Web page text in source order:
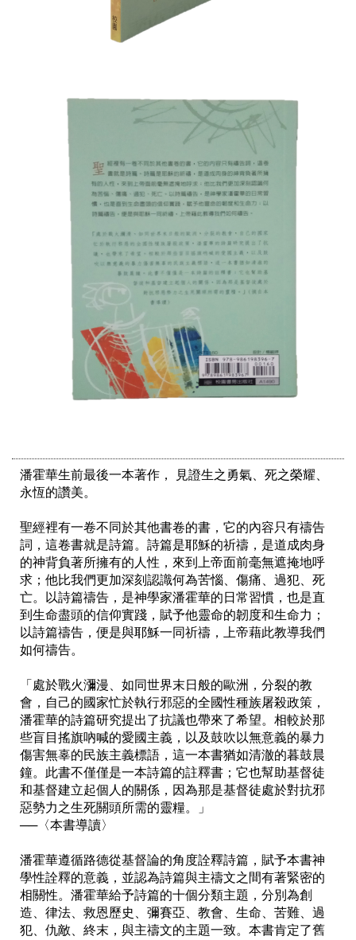
潘霍華生前最後一本著作， 見證生之勇氣、死之榮耀、
永恆的讚美。
聖經裡有一卷不同於其他書卷的書，它的內容只有禱告
詞，這卷書就是詩篇。詩篇是耶穌的祈禱，是道成肉身
的神背負著所擁有的人性，來到上帝面前毫無遮掩地呼
求；他比我們更加深刻認識何為苦惱、傷痛、過犯、死
亡。以詩篇禱告，是神學家潘霍華的日常習慣，也是直
到生命盡頭的信仰實踐，賦予他靈命的韌度和生命力；
以詩篇禱告，便是與耶穌一同祈禱，上帝藉此教導我們
如何禱告。
「處於戰火瀰漫、如同世界末日般的歐洲，分裂的教
會，自己的國家忙於執行邪惡的全國性種族屠殺政策，
潘霍華的詩篇研究提出了抗議也帶來了希望。相較於那
些盲目搖旗吶喊的愛國主義，以及鼓吹以無意義的暴力
傷害無辜的民族主義標語，這一本書猶如清澈的暮鼓晨
鐘。此書不僅僅是一本詩篇的註釋書；它也幫助基督徒
和基督建立起個人的關係，因為那是基督徒處於對抗邪
惡勢力之生死關頭所需的靈糧。」
──〈本書導讀〉
潘霍華遵循路德從基督論的角度詮釋詩篇，賦予本書神
學性詮釋的意義，並認為詩篇與主禱文之間有著緊密的
相關性。潘霍華給予詩篇的十個分類主題，分別為創
造、律法、救恩歷史、彌賽亞、教會、生命、苦難、過
犯、仇敵、終末，與主禱文的主題一致。本書肯定了舊